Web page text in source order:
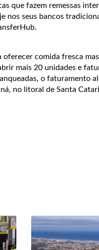
que fazem remessas
nos seus bancos
comida fresca
mais 20 unidades e
o faturamento
no litoral de Santa